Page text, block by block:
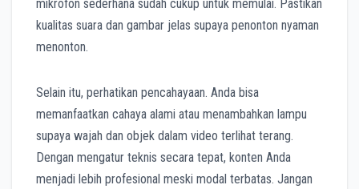
mikrofon sederhana sudah cukup untuk memulai. Pastikan
kualitas suara dan gambar jelas supaya penonton nyaman
menonton.
Selain itu, perhatikan pencahayaan. Anda bisa
memanfaatkan cahaya alami atau menambahkan lampu
supaya wajah dan objek dalam video terlihat terang.
Dengan mengatur teknis secara tepat, konten Anda
menjadi lebih profesional meski modal terbatas. Jangan